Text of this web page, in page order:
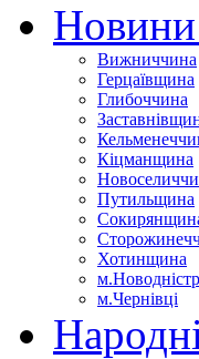
Новини
Вижниччина
Герцаївщина
Глибоччина
Кіцманщина
Путильщина
Хотинщина
м.Чернівці